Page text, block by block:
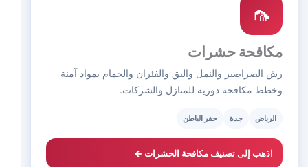
🦟
مكافحة حشرات
رش الصراصير والنمل والبق والفئران والحمام بمواد آمنة
وخطط مكافحة دورية للمنازل والشركات.
الرياض جدة حفر الباطن
اذهب إلى تصنيف مكافحة الحشرات ←